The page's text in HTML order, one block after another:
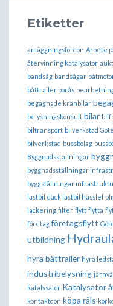
Etiketter
anläggningsfordon Arbete
återvinning katalysator
bandsåg bandsågar
båttrailer borås
begagnade kranbilar
belysningskonsult bilar
biltransport bilverkstad
bilverkstad bussbolag
Byggnadsställningar
byggnadsställningar
byggställningar
lastbil däck lastbil
lackering filter flytt flytta
företag företagsflytt
utbildning
hyra båttrailer hyra
industribelysning
katalysator Katalysator
kontaktdon köpa räls